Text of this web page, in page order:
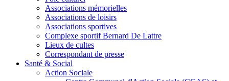
Associations mémorielles
Associations de loisirs
Associations sportives
Complexe sportif Bernard De Lattre
Lieux de cultes
Correspondant de presse
Santé & Social
Action Sociale